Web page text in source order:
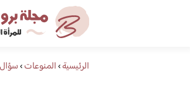
الرئيسية›المنوعات›